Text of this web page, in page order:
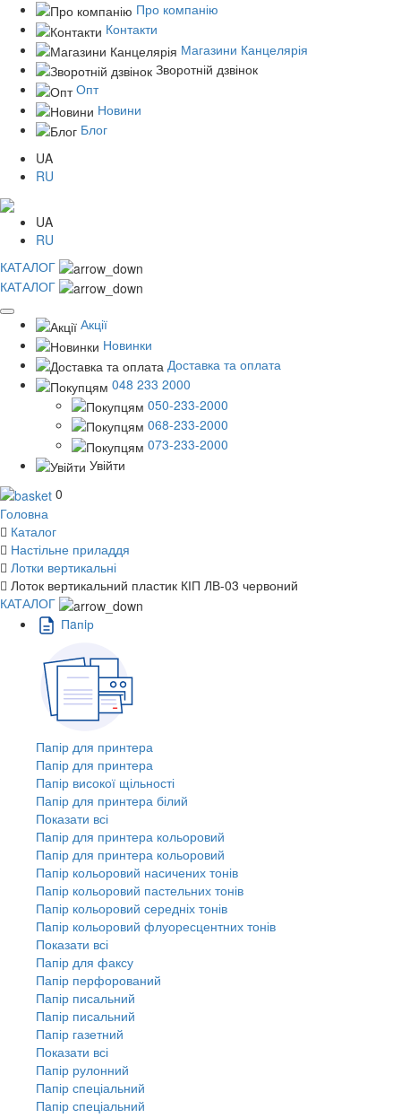
Про компанію
Контакти
Магазини Канцелярія
Зворотній дзвінок
Опт
Новини
Блог
UA
RU
UA
RU
КАТАЛОГ
КАТАЛОГ
Акції
Новинки
Доставка та оплата
048 233 2000
050-233-2000
068-233-2000
073-233-2000
Увійти
0
Головна
Каталог
Настільне приладдя
Лотки вертикальні
Лоток вертикальний пластик КІП ЛВ-03 червоний
КАТАЛОГ
Пaпiр
Папір для принтера
Папір для принтера
Папір високої щільності
Папір для принтера білий
Показати всі
Папір для принтера кольоровий
Папір для принтера кольоровий
Папір кольоровий насичених тонів
Папір кольоровий пастельних тонів
Папір кольоровий середніх тонів
Папір кольоровий флуоресцентних тонів
Показати всі
Папір для факсу
Папір перфорований
Папір писальний
Папір писальний
Папір газетний
Показати всі
Папір рулонний
Папір спеціальний
Папір спеціальний